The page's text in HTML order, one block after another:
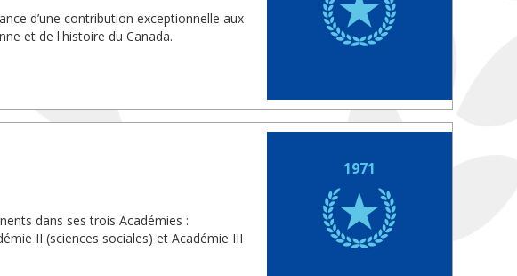
d’une contribution exceptionnelle aux
et de l'histoire du Canada.
dans ses trois Académies :
II (sciences sociales) et Académie III
1971